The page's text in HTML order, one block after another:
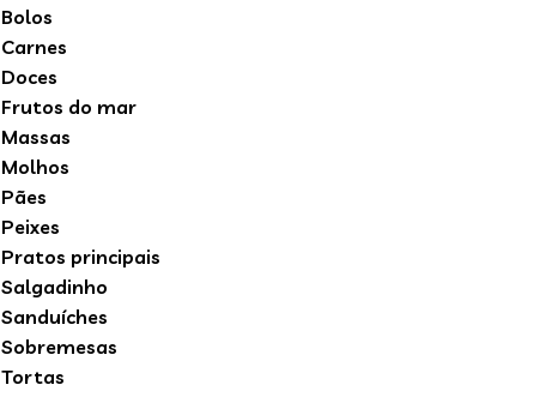
Bolos
Carnes
Doces
Frutos do mar
Massas
Molhos
Pães
Peixes
Pratos principais
Salgadinho
Sanduíches
Sobremesas
Tortas